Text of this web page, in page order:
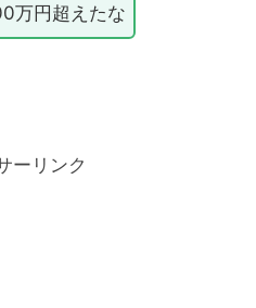
万円超えたな
ーリンク